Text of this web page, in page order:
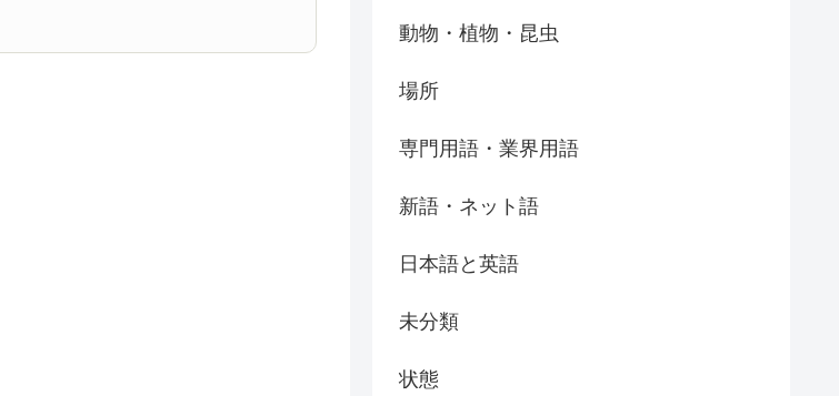
動物・植物・昆虫
場所
専門用語・業界用語
新語・ネット語
日本語と英語
未分類
状態